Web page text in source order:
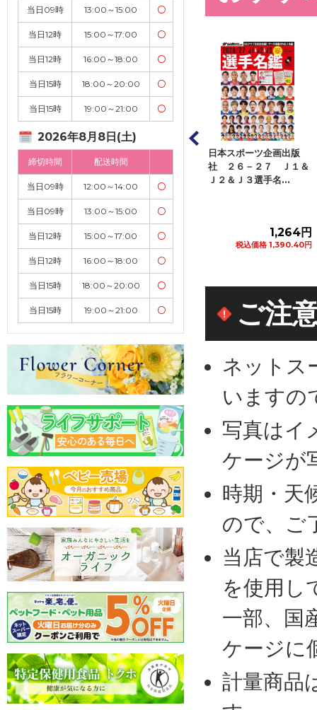
当日09時 13:00～15:00 〇
当日12時 15:00～17:00 〇
当日12時 16:00～18:00 〇
当日15時 18:00～20:00 〇
当日15時 19:00～21:00 〇
2026年8月8日(土)
締切時間 配送時間
当日09時 12:00～14:00 〇
当日09時 13:00～15:00 〇
当日12時 15:00～17:00 〇
当日12時 16:00～18:00 〇
当日15時 18:00～20:00 〇
当日15時 19:00～21:00 〇
ト・コレクショ
ャパン くまの
272円
カートに追加
日本スポーツ企画出版
社 ２６－２７ Ｊ１＆
1,264円
カートに追加
日本スポーツ企画出版
社 ２６－２７ Ｊ１＆
Ｊ２＆Ｊ ハンデ...
1,073円
税込価格 1,180.30円
ご注
ネットス
いますの
写真はイ
ケージが
時期・天
ので、ご
当店で製
を使用し
一部、国
ケージに
計量商品